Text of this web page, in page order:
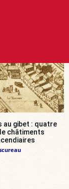
au gibet : quatre
châtiments